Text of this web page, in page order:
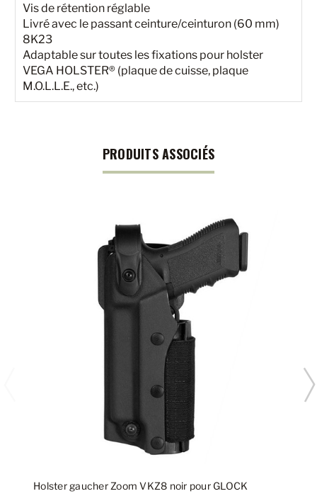
Vis de rétention réglable
Livré avec le passant ceinture/ceinturon (60 mm)
8K23
Adaptable sur toutes les fixations pour holster
VEGA HOLSTER® (plaque de cuisse, plaque
M.O.L.L.E., etc.)
PRODUITS ASSOCIÉS
Holster gaucher Zoom VKZ8 noir pour GLOCK